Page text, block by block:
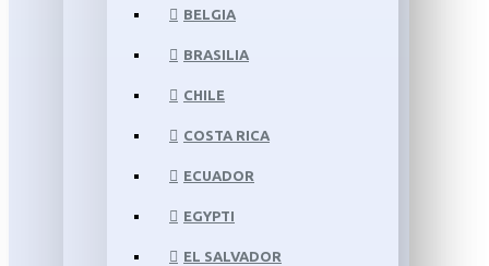
BELGIA
BRASILIA
CHILE
COSTA RICA
ECUADOR
EGYPTI
EL SALVADOR